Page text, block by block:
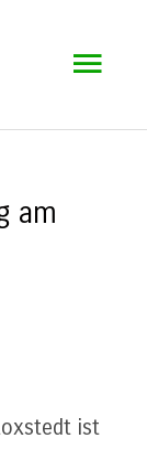
am
ist